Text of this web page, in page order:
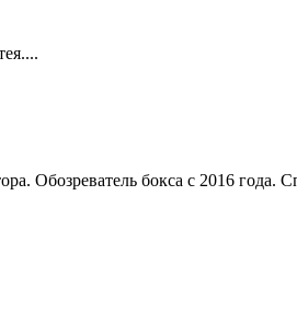
Обозреватель бокса с 2016